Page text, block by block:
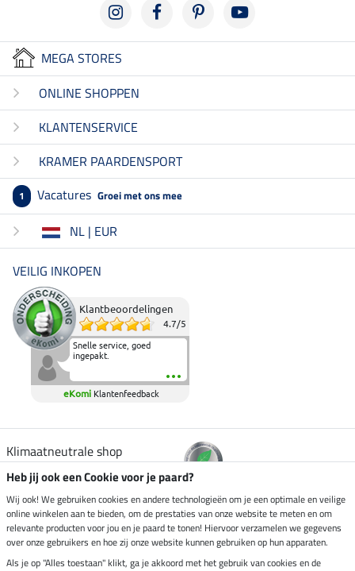
MEGA STORES
ONLINE SHOPPEN
KLANTENSERVICE
KRAMER PAARDENSPORT
1 Vacatures Groei met ons mee
NL | EUR
VEILIG INKOPEN
Klantbeoordelingen
4.7/5
Snelle service, goed
ingepakt.
eKomi Klantenfeedback
Klimaatneutrale shop
Verzending per
Veilig betalen met
Heb jij ook een Cookie voor je paard?
Wij ook! We gebruiken cookies en andere technologieën om je een optimale en veilige
online winkelen aan te bieden, om de prestaties van onze website te meten en om
relevante producten voor jou en je paard te tonen! Hiervoor verzamelen we gegevens
over onze gebruikers en hoe zij onze website kunnen gebruiken op hun apparaten.
Als je op "Alles toestaan" klikt, ga je akkoord met het gebruik van cookies en de